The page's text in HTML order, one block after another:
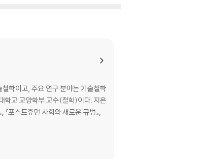
학이고, 주요 연구 분야는 기술철학
교양학부 교수(철학)이다. 지은
『포스트휴먼 사회와 새로운 규범』,